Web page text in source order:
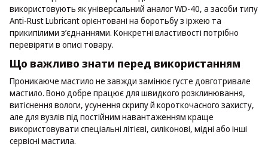
використовують як універсальний аналог WD-40, а засоби типу
Anti-Rust Lubricant орієнтовані на боротьбу з іржею та
прикипілими з’єднаннями. Конкретні властивості потрібно
перевіряти в описі товару.
Що важливо знати перед використанням
Проникаюче мастило не завжди замінює густе довготривале
мастило. Воно добре працює для швидкого розклинювання,
витіснення вологи, усунення скрипу й короткочасного захисту,
але для вузлів під постійним навантаженням краще
використовувати спеціальні літієві, силіконові, мідні або інші
сервісні мастила.